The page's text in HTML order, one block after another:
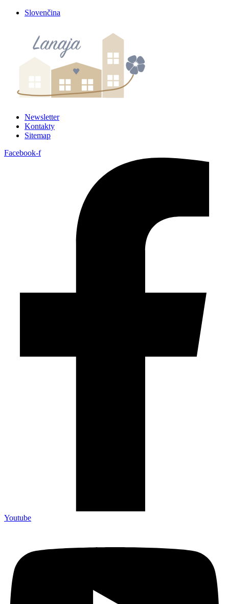
PreskočiťSlovenčina
Newsletter
Kontakty
Sitemap
Facebook-f
Youtube